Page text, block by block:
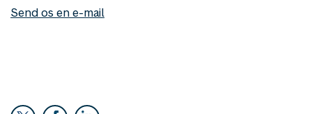
Send os en e-mail